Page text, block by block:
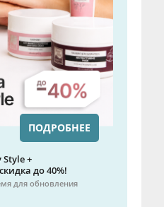
+
до 40%!
для обновления
ПОДРОБНЕЕ